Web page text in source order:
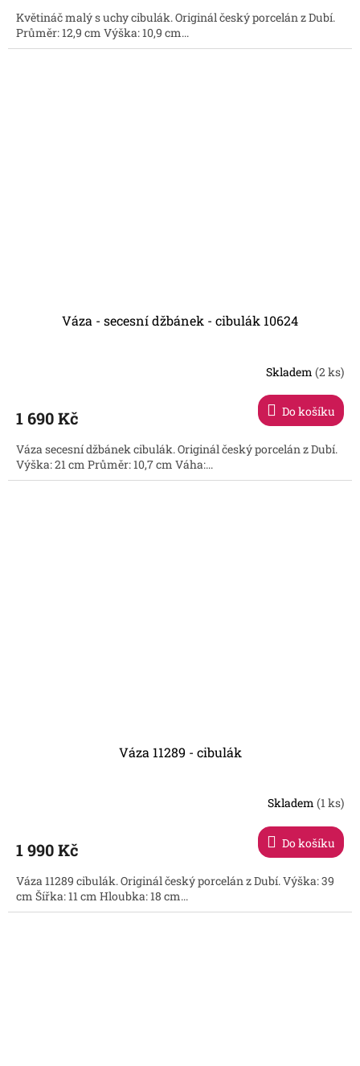
Květináč malý s uchy cibulák. Originál český porcelán z Dubí.
Průměr: 12,9 cm Výška: 10,9 cm...
Váza - secesní džbánek - cibulák 10624
je
z
5
hvězdiček.
Skladem(2 ks)
1 690 Kč Do košíku
Váza secesní džbánek cibulák. Originál český porcelán z Dubí.
Výška: 21 cm Průměr: 10,7 cm Váha:...
Váza 11289 - cibulák
Skladem (1 ks)
1 990 Kč Do košíku
Váza 11289 cibulák. Originál český porcelán z Dubí. Výška: 39
cm Šířka: 11 cm Hloubka: 18 cm...